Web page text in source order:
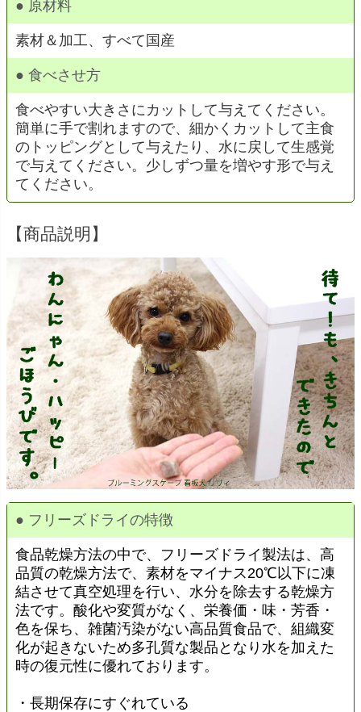
● 原材料
素材＆加工、すべて国産
● 食べさせ方
食べやすい大きさにカットして与えてください。
簡単に手で割れますので、細かくカットして主食
のトッピングとして与えたり、水に戻して生感覚
で与えてください。少しずつ量を増やす形で与え
てください。
【商品説明】
● フリーズドライの特徴
食品乾燥方法の中で、フリーズドライ製法は、高
品質の乾燥方法で、素材をマイナス20℃以下に凍
結させて真空処理を行い、水分を除去する乾燥方
法です。酸化や変質がなく、栄養価・味・芳香・
色を保ち、雑菌汚染がない高品質食品で、組織変
化が起きないため多孔質な製品となり水を加えた
時の復元性に優れております。
・長期保存にすぐれている